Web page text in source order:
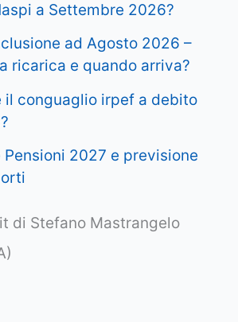
a Settembre 2026?
ad Agosto 2026 –
ricarica e quando arriva?
il conguaglio irpef a debito
Pensioni 2027 e previsione
di Stefano Mastrangelo